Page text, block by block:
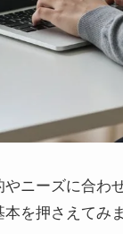
ニーズに合わ
を押さえてみ